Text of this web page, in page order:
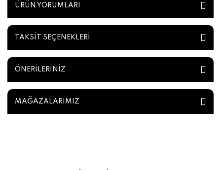
ÜRÜN YORUMLARI
TAKSİT SEÇENEKLERİ
ÖNERİLERİNİZ
MAĞAZALARIMIZ